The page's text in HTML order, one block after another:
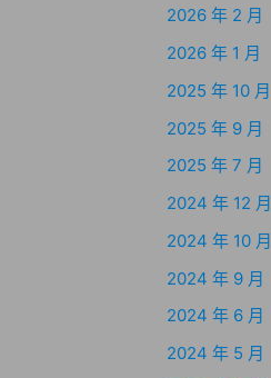
2026 年 2 月
2026 年 1 月
2025 年 10 月
2025 年 9 月
2025 年 7 月
2024 年 12 月
2024 年 10 月
2024 年 9 月
2024 年 6 月
2024 年 5 月